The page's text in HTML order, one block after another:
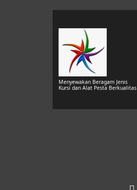
Menyewakan Beragam Jenis
Kursi dan Alat Pesta Berkualitas